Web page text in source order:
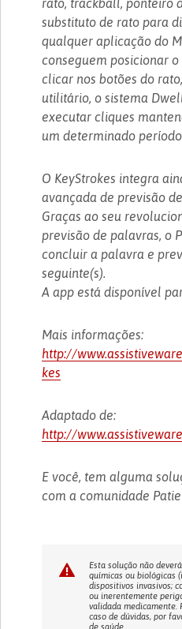
rato, trackball, ponteiro
substituto de rato para
qualquer aplicação do
conseguem posicionar
clicar nos botões do
utilitário, o sistema
executar cliques
um determinado
O KeyStrokes integra
avançada de previsão
Graças ao seu
previsão de palavras, o
concluir a palavra e
seguinte(s).
A app está disponível
Mais informações:
http://
kes
Adaptado de:
http://
E você, tem alguma
com a comunidade
Esta solução não
químicas ou biológicas
dispositivos invasivos;
ou inerentemente
validada medicamente.
caso de dúvidas, por
de saúde.